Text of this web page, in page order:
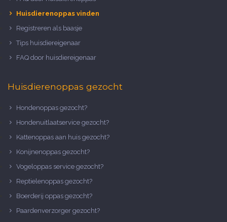
Huisdierenoppas vinden
Registreren als baasje
Tips huisdiereigenaar
FAQ door huisdiereigenaar
Huisdierenoppas gezocht
Hondenoppas gezocht?
Hondenuitlaatservice gezocht?
Kattenoppas aan huis gezocht?
Konijnenoppas gezocht?
Vogeloppas service gezocht?
Reptielenoppas gezocht?
Boerderij oppas gezocht?
Paardenverzorger gezocht?